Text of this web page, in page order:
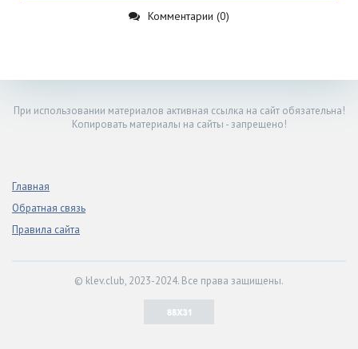
Комментарии (0)
При использовании материалов активная ссылка на сайт обязательна!
Копировать материалы на сайты - запрещено!
Главная
Обратная связь
Правила сайта
© klev.club, 2023-2024. Все права защищены.